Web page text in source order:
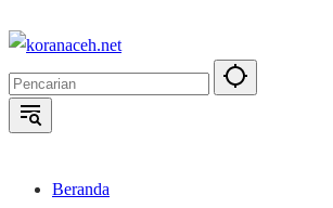
ke
konten
Beranda